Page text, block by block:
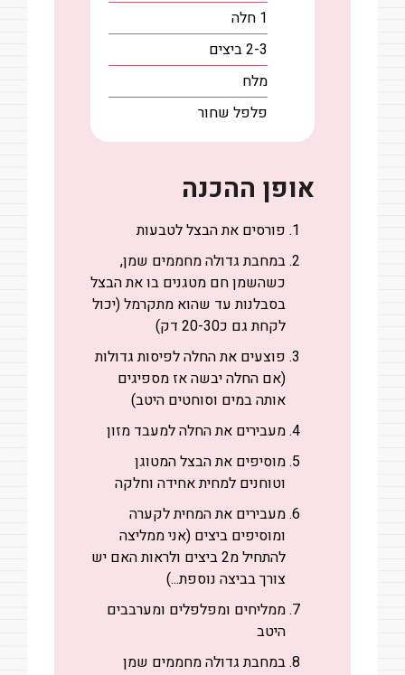
1 חלה
2-3ביצים
מלח
פלפל שחור
אופן ההכנה
פורסים את הבצל לטבעות
במחבת גדולה מחממים שמן,
כשהשמן חם מטגנים בו את הבצל
בסבלנות עד שהוא מתקרמל (יכול
לקחת גם כ20-30 דק)
פוצעים את החלה לפיסות גדולות
(אם החלה יבשה אז מספיגים
אותה במים וסוחטים היטב)
מעבירים את החלה למעבד מזון
מוסיפים את הבצל המטוגן
וטוחנים למחית אחידה וחלקה
מעבירים את המחית לקערה
ומוסיפים ביצים (אני ממליצה
להתחיל מ2 ביצים ולראות האם יש
צורך בביצה נוספת...)
ממליחים ומפלפלים ומערבבים
היטב
במחבת גדולה מחממים שמן